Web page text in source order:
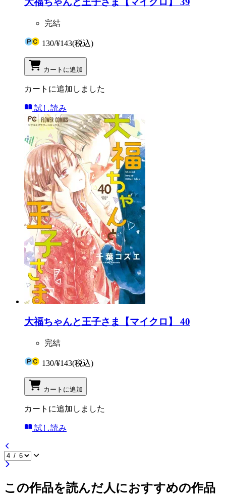
完結
130/¥143(税込)
カートに追加
カートに追加しました
試し読み
大福ちゃんと王子さま【マイクロ】 40
完結
130/¥143(税込)
カートに追加
カートに追加しました
試し読み
この作品を読んだ人におすすめの作品